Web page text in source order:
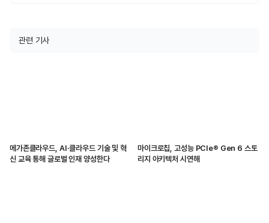
관련 기사
메가존클라우드, AI·클라우드 기술 및 혁
신 교육 통해 글로벌 인재 양성한다
마이크로칩, 고성능 PCIe® Gen 6 스토
리지 아키텍처 시연해